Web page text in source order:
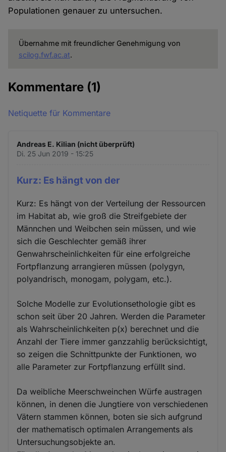
Populationen genauer zu untersuchen.
Übernahme mit freundlicher Genehmigung von
scilog.fwf.ac.at.
Kommentare (1)
Netiquette für Kommentare
Andreas E. Kilian (nicht überprüft)
Di. 25 Jun 2019 - 15:25
Kurz: Es hängt von der
Kurz: Es hängt von der Verteilung der Ressourcen
im Habitat ab, wie groß die Streifgebiete der
Männchen und Weibchen sein müssen, und wie
sich die Geschlechter gemäß ihrer
Genwahrscheinlichkeiten für eine erfolgreiche
Fortpflanzung arrangieren müssen (polygyn,
polyandrisch, monogam, polygam, etc.).
Solche Modelle zur Evolutionsethologie gibt es
schon seit über 20 Jahren. Werden die Parameter
als Wahrscheinlichkeiten p(x) berechnet und die
Anzahl der Tiere immer ganzzahlig berücksichtigt,
so zeigen die Schnittpunkte der Funktionen, wo
alle Parameter zur Fortpflanzung erfüllt sind.
Da weibliche Meerschweinchen Würfe austragen
können, in denen die Jungtiere von verschiedenen
Vätern stammen können, boten sie sich aufgrund
der mathematisch optimalen Arrangements als
Untersuchungsobjekte an.
Cookies